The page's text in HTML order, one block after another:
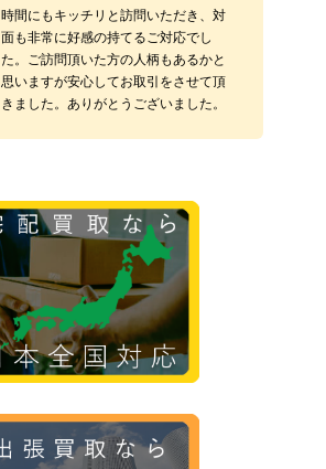
時間にもキッチリと訪問いただき、対
面も非常に好感の持てるご対応でし
た。ご訪問頂いた方の人柄もあるかと
思いますが安心してお取引をさせて頂
きました。ありがとうございました。